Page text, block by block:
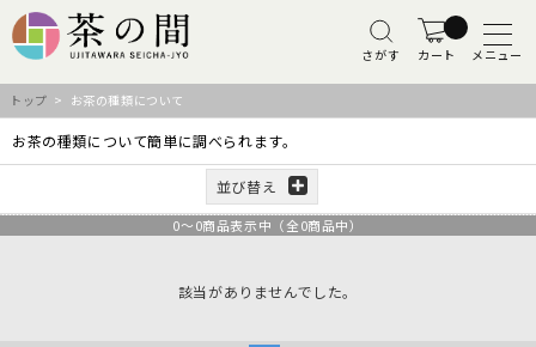
さがす カート メニュー
トップ > お茶の種類について
お茶の種類について簡単に調べられます。
並び替え
0～0商品表示中（全0商品中）
該当がありませんでした。